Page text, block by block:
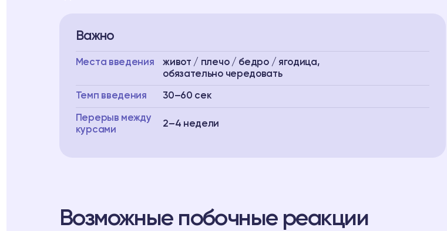
Важно
Места введения
живот / плечо / бедро / ягодица,
обязательно чередовать
Темп введения 30–60 сек
Перерыв между
курсами
2–4 недели
Возможные побочные реакции